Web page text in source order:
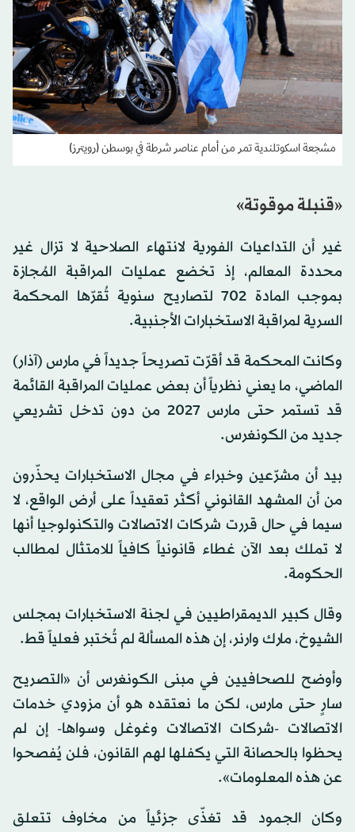
مشجعة اسكوتلندية تمر من أمام عناصر شرطة في بوسطن (رويترز)
«قنبلة موقوتة»
غير أن التداعيات الفورية لانتهاء الصلاحية لا تزال غير
محددة المعالم، إذ تخضع عمليات المراقبة المُجازة
بموجب المادة 702 لتصاريح سنوية تُقرّها المحكمة
السرية لمراقبة الاستخبارات الأجنبية.
وكانت المحكمة قد أقرّت تصريحاً جديداً في مارس (آذار)
الماضي، ما يعني نظرياً أن بعض عمليات المراقبة القائمة
قد تستمر حتى مارس 2027 من دون تدخل تشريعي
جديد من الكونغرس.
بيد أن مشرّعين وخبراء في مجال الاستخبارات يحذّرون
من أن المشهد القانوني أكثر تعقيداً على أرض الواقع، لا
سيما في حال قررت شركات الاتصالات والتكنولوجيا أنها
لا تملك بعد الآن غطاء قانونياً كافياً للامتثال لمطالب
الحكومة.
وقال كبير الديمقراطيين في لجنة الاستخبارات بمجلس
الشيوخ، مارك وارنر، إن هذه المسألة لم تُختبر فعلياً قط.
وأوضح للصحافيين في مبنى الكونغرس أن «التصريح
سارٍ حتى مارس، لكن ما نعتقده هو أن مزودي خدمات
الاتصالات -شركات الاتصالات وغوغل وسواها- إن لم
يحظوا بالحصانة التي يكفلها لهم القانون، فلن يُفصحوا
عن هذه المعلومات».
وكان الجمود قد تغذّى جزئياً من مخاوف تتعلق